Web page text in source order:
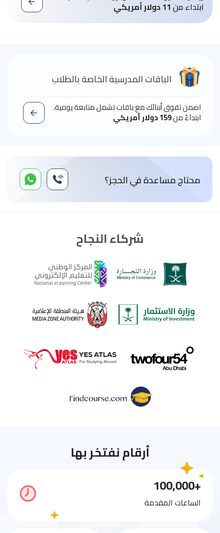
ابتداء من11 دولار أمريكي
الباقات المدرسية الخاصة بالطلاب
اضمن تفوق أبنائك مع باقات تشمل متابعة يومية،
ابتداءً من159 دولار أمريكي
محتاج مساعدة في الحجز؟
شركاء النجاح
أرقام نفتخر بها
+100,000
الساعات المقدمة